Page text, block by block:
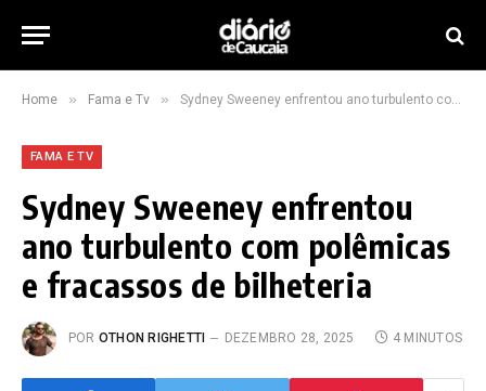
Home » Fama e Tv » Sydney Sweeney enfrentou ano turbulento com polêmicas e fracassos de bilheteria
FAMA E TV
Sydney Sweeney enfrentou
ano turbulento com polêmicas
e fracassos de bilheteria
POR OTHON RIGHETTI DEZEMBRO 28, 2025 4 MINUTOS